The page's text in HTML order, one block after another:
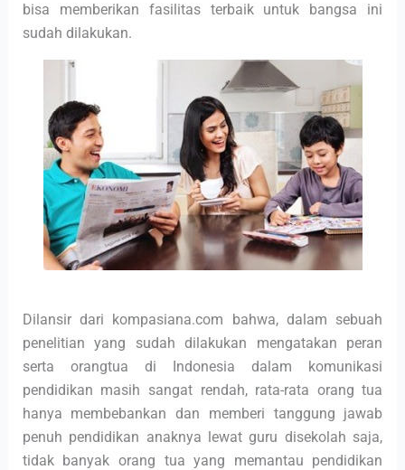
bisa memberikan fasilitas terbaik untuk bangsa ini
sudah dilakukan.
Dilansir dari kompasiana.com bahwa, dalam sebuah
penelitian yang sudah dilakukan mengatakan peran
serta orangtua di Indonesia dalam komunikasi
pendidikan masih sangat rendah, rata-rata orang tua
hanya membebankan dan memberi tanggung jawab
penuh pendidikan anaknya lewat guru disekolah saja,
tidak banyak orang tua yang memantau pendidikan